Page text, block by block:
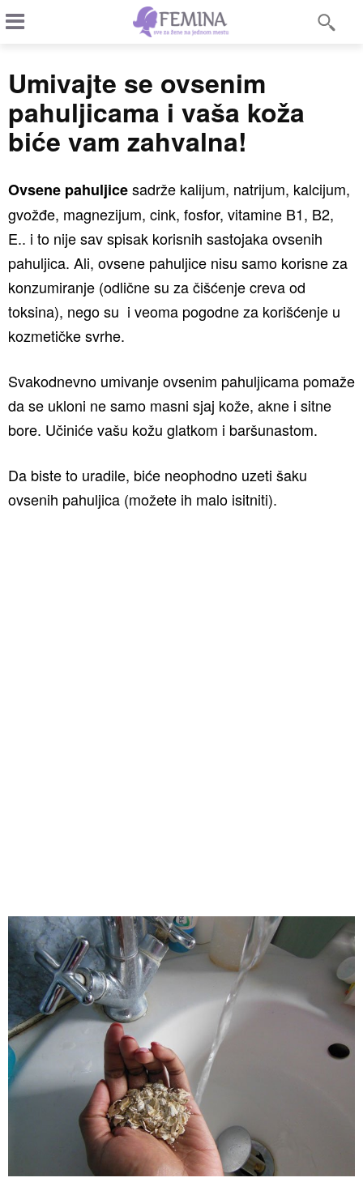
Umivajte se ovsenim
pahuljicama i vaša koža
biće vam zahvalna!
Ovsene pahuljicesadrže kalijum, natrijum, kalcijum,
gvožđe, magnezijum, cink, fosfor, vitamine B1, B2,
E.. i to nije sav spisak korisnih sastojaka ovsenih
pahuljica. Ali, ovsene pahuljice nisu samo korisne za
konzumiranje (odlične su za čišćenje creva od
toksina), nego su i veoma pogodne za korišćenje u
kozmetičke svrhe.
Svakodnevno umivanje ovsenim pahuljicama pomaže
da se ukloni ne samo masni sjaj kože, akne i sitne
bore. Učiniće vašu kožu glatkom i baršunastom.
Da biste to uradile, biće neophodno uzeti šaku
ovsenih pahuljica (možete ih malo isitniti).